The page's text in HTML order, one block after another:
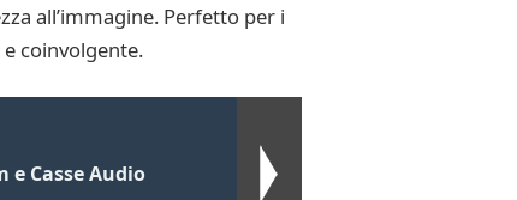
all’immagine. Perfetto per i
coinvolgente.
e Casse Audio